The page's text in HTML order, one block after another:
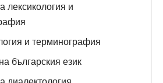
лексикология и
и терминография
българския език